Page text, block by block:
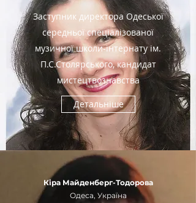
Заступник директора Одеської
середньої спеціалізованої
музичної школи-інтернату ім.
П.С.Столярського, кандидат
мистецтвознавства
Детальніше
Кіра Майденберг-Тодорова
Одеса, Україна